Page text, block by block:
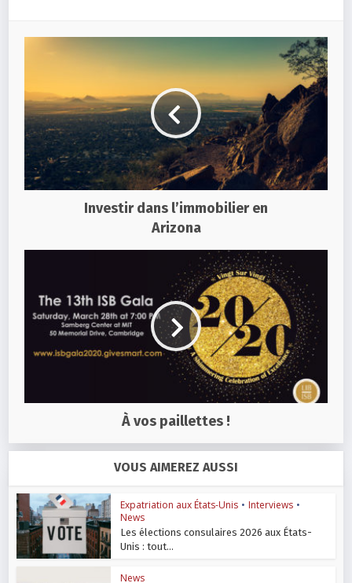
Investir dans l’immobilier en
Arizona
À vos paillettes !
VOUS AIMEREZ AUSSI
Expatriation aux États-Unis • Interviews •
News
Les élections consulaires 2026 aux États-
Unis : tout...
News